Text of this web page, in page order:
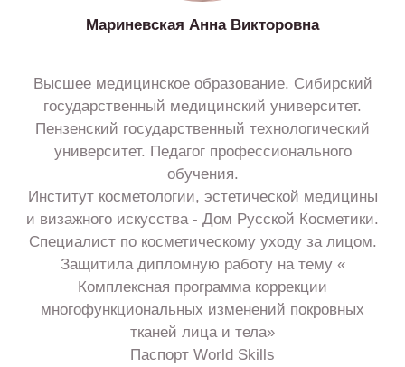
Мариневская Анна Викторовна
Высшее медицинское образование. Сибирский
государственный медицинский университет.
Пензенский государственный технологический
университет. Педагог профессионального
обучения.
Институт косметологии, эстетической медицины
и визажного искусства - Дом Русской Косметики.
Специалист по косметическому уходу за лицом.
Защитила дипломную работу на тему «
Комплексная программа коррекции
многофункциональных изменений покровных
тканей лица и тела»
Паспорт World Skills